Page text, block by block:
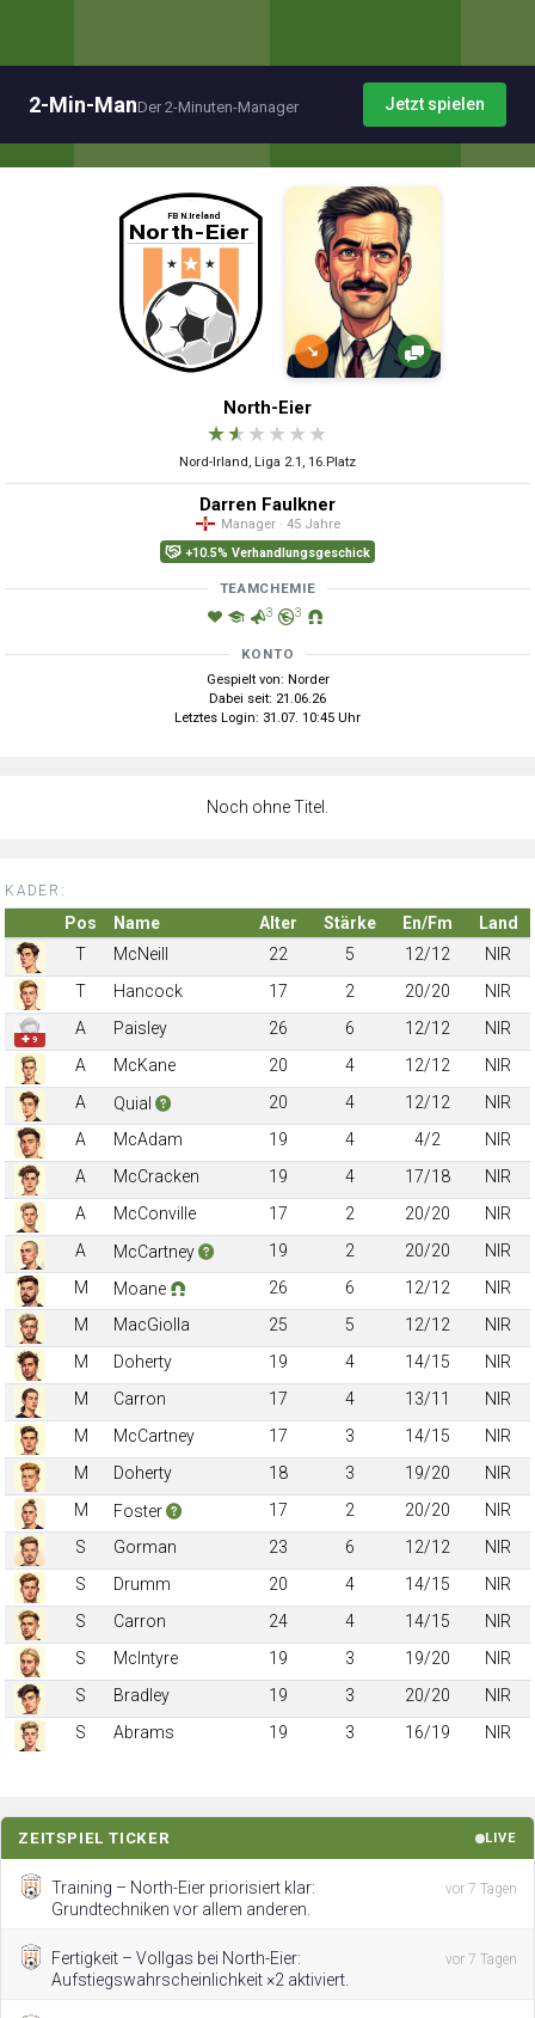
2-Min-ManDer 2-Minuten-Manager Jetzt spielen
↘
North-Eier
★★ ★ ★ ★ ★
Nord-Irland, Liga 2.1, 16.Platz
Darren Faulkner
Manager · 45 Jahre
+10.5% Verhandlungsgeschick
TEAMCHEMIE
3 3
KONTO
Gespielt von: Norder
Dabei seit: 21.06.26
Letztes Login: 31.07. 10:45 Uhr
Noch ohne Titel.
KADER:
Pos Name Alter Stärke En/Fm
Land
T
McNeill 22 5 12/12
NIR
T
Hancock 17 2 20/20 NIR
✚ 9
A Paisley 26 6 12/12
NIR
A
McKane 20 4 12/12
NIR
A
Quial 20 4 12/12
NIR
A
McAdam 19 4 4/2
NIR
A
McCracken 19 4 17/18
NIR
A
McConville 17 2 20/20
NIR
A
McCartney 19 2 20/20
NIR
M
Moane 26 6 12/12
NIR
M
MacGiolla 25 5 12/12
NIR
M
Doherty 19 4 14/15
NIR
M
Carron 17 4 13/11
NIR
M
McCartney 17 3 14/15
NIR
M
Doherty 18 3 19/20
NIR
M
Foster 17 2 20/20
NIR
S
Gorman 23 6 12/12
NIR
S
Drumm 20 4 14/15
NIR
S
Carron 24 4 14/15
NIR
S
McIntyre 19 3 19/20
NIR
S
Bradley 19 3 20/20
NIR
S
Abrams 19 3 16/19 NIR
ZEITSPIEL TICKER LIVE
Training – North-Eier priorisiert klar:
Grundtechniken vor allem anderen.
vor 7 Tagen
Fertigkeit – Vollgas bei North-Eier:
Aufstiegswahrscheinlichkeit ×2 aktiviert.
vor 7 Tagen